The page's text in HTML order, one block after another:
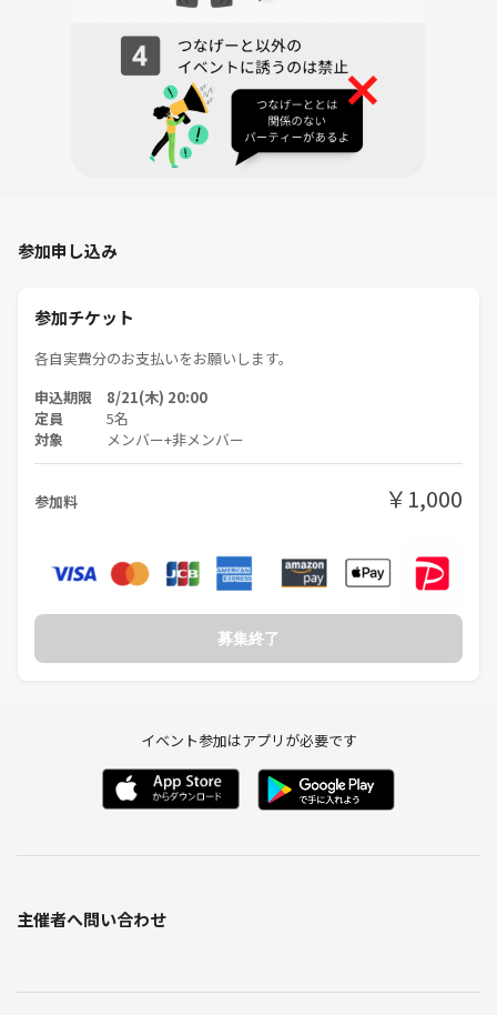
・参加費のお支払いについての詳細、キャンセルポリシーなどは、各イ
ベント毎に設定するため、参加する際にご確認頂く様、お願いします。
なお、参加チケットに設定している参加費はコミュニティ運営費用とさ
・イベントの参加者の申込み状況次第では、男女比を調整させて頂く場
合、当コミュニティからの退会、事務局への連絡、他のイベント主催者
○宗教、商品販売等の勧誘・営業目的での参加
○犯罪・暴力行為
○発言を否定する、暴言など
○他の方が迷惑・不快に感じる行為全般
など
・以下の行為、または傾向が見られる参加者も注意、または出入禁止な
○連絡無しで不参加
○他の予定と重なっているにも関わらず、参加表明をしておき、後から
他の予定を優先するためにキャンセル
◯初対面の人に対してすぐにタメ口、質問が過度に多いなど、馴れ馴れ
しい、距離が近すぎると思われる接し方をする
○メッセージ、コメントなどで不適切な対応・内容が見られる
○他の参加者からの評判がよくない
参加申し込み
参加チケット
各自実費分のお支払いをお願いします。
申込期限 8/21(木) 20:00
定員 5名
対象 メンバー+非メンバー
参加料 ￥1,000
募集終了
イベント参加はアプリが必要です
主催者へ問い合わせ